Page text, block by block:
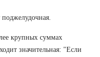
крупных суммах
значительная: "Если